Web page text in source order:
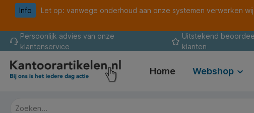
Ga naar de hoofdnavigatie
Info
Let op: vanwege onderhoud aan onze systemen verwerken
Persoonlijk advies van onze
klantenservice
Uitstekend
klanten
Home Webshop